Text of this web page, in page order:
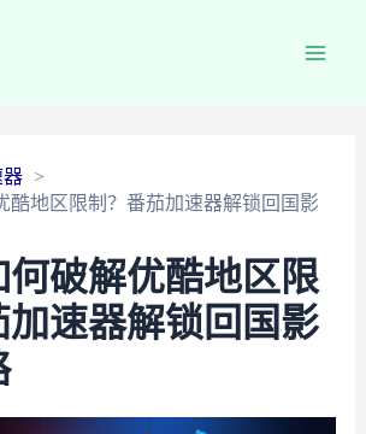
器
酷地区限制？番茄加速器解锁回国影
何破解优酷地区限
加速器解锁回国影